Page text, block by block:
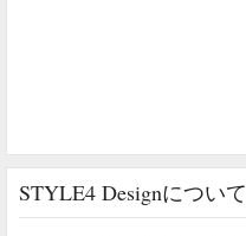
STYLE4 Designについて